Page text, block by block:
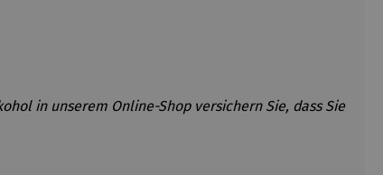
in unserem Online-Shop versichern Sie, dass Sie